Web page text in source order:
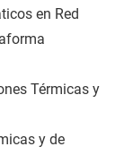
en Red
Térmicas y
y de